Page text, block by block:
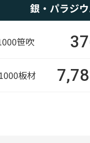
銀・パラジ
笹吹
板材